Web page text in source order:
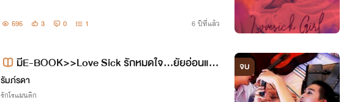
595 3 0 1 6 ปีที่แล้ว
มีE-BOOK>>Love Sick รักหมดใจ...ยัยอ่อนแอ
(18+)
รัมภ์รดา
รักโรแมนติก
จบ